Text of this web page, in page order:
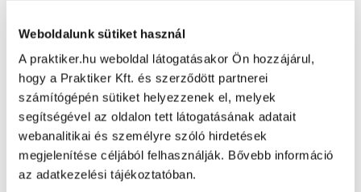
Weboldalunk sütiket használ
A praktiker.hu weboldal látogatásakor Ön hozzájárul,
hogy a Praktiker Kft. és szerződött partnerei
számítógépén sütiket helyezzenek el, melyek
segítségével az oldalon tett látogatásának adatait
webanalitikai és személyre szóló hirdetések
megjelenítése céljából felhasználják. Bővebb információ
az adatkezelési tájékoztatóban.
Oldal újratöltése